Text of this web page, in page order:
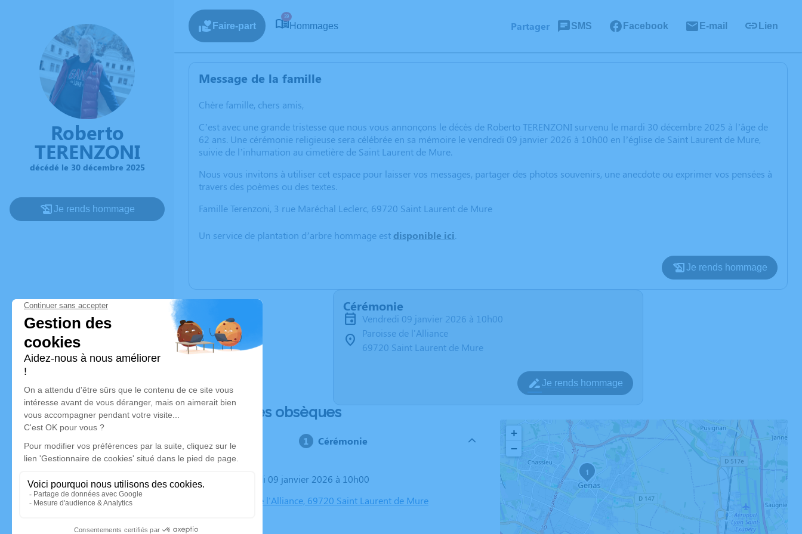
Roberto
TERENZONI
décédé le 30 décembre 2025
Je rends hommage
Faire-part
39
Hommages Partager SMS Facebook E-mail Lien
Message de la famille
Chère famille, chers amis,
C’est avec une grande tristesse que nous vous annonçons le décès de Roberto TERENZONI survenu le mardi 30 décembre 2025 à l’âge de
62 ans. Une cérémonie religieuse sera célébrée en sa mémoire le vendredi 09 janvier 2026 à 10h00 en l’église de Saint Laurent de Mure,
suivie de l’inhumation au cimetière de Saint Laurent de Mure.
Nous vous invitons à utiliser cet espace pour laisser vos messages, partager des photos souvenirs, une anecdote ou exprimer vos pensées à
travers des poèmes ou des textes.
Famille Terenzoni, 3 rue Maréchal Leclerc, 69720 Saint Laurent de Mure
Un service de plantation d’arbre hommage est disponible ici.
Je rends hommage
Cérémonie
vendredi 09 janvier 2026 à 10h00
Paroisse de l'Alliance
69720 Saint Laurent de Mure
Je rends hommage
Déroulé des obsèques
Cérémonie
Le vendredi 09 janvier 2026 à 10h00
Paroisse de l'Alliance, 69720 Saint Laurent de Mure
1
+
−